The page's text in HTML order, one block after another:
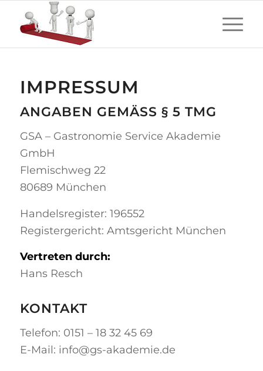
IMPRESSUM
ANGABEN GEMÄSS § 5 TMG
GSA – Gastronomie Service Akademie
GmbH
Flemischweg 22
80689 München
Handelsregister: 196552
Registergericht: Amtsgericht München
Vertreten durch:
Hans Resch
KONTAKT
Telefon: 0151 – 18 32 45 69
E-Mail: info@gs-akademie.de